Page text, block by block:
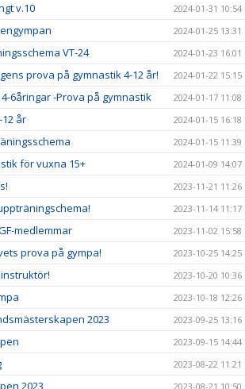
v.10 2024-01-31 10:54
2024-01-25 13:31
VT-24 2024-01-23 16:01
prova på gymnastik 4-12 år! 2024-01-22 15:15
6åringar -Prova på gymnastik 2024-01-17 11:08
år 2024-01-15 16:18
2024-01-15 11:39
för vuxna 15+ 2024-01-09 14:07
2023-11-21 11:26
2023-11-14 11:17
medlemmar 2023-11-02 15:58
prova på gympa! 2023-10-25 14:25
2023-10-20 10:36
2023-10-18 12:26
2023 2023-09-25 13:16
2023-09-15 14:44
2023-08-22 11:21
2023 2023-08-21 10:50